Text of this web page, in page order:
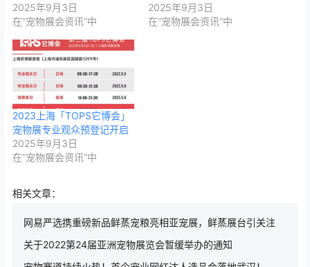
2025年9月3日
在“宠物展会资讯”中
2025年9月3日
在“宠物展会资讯”中
2023上海「TOPS它博会」
宠物展专业观众预登记开启
2025年9月3日
在“宠物展会资讯”中
相关文章：
网易严选携重磅新品鲜蒸宠粮亮相亚宠展，鲜蒸展台引关注
关于2022第24届亚洲宠物展览会暂缓举办的通知